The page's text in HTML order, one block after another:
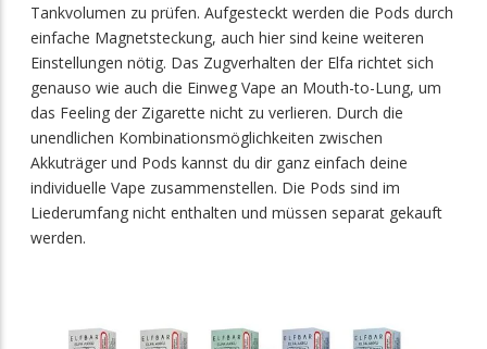
Tankvolumen zu prüfen. Aufgesteckt werden die Pods durch
einfache Magnetsteckung, auch hier sind keine weiteren
Einstellungen nötig. Das Zugverhalten der Elfa richtet sich
genauso wie auch die Einweg Vape an Mouth-to-Lung, um
das Feeling der Zigarette nicht zu verlieren. Durch die
unendlichen Kombinationsmöglichkeiten zwischen
Akkuträger und Pods kannst du dir ganz einfach deine
individuelle Vape zusammenstellen. Die Pods sind im
Liederumfang nicht enthalten und müssen separat gekauft
werden.